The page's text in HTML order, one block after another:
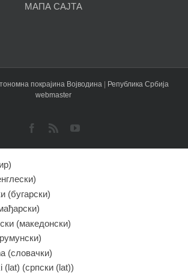
МАПА САЈТА
покрајина Војводина | Република Србија
webmaster
Facebook
Rss YouTube
)
(бугарски)
)
(македонски)
румунски)
(словачки)
(lat) (српски (lat))